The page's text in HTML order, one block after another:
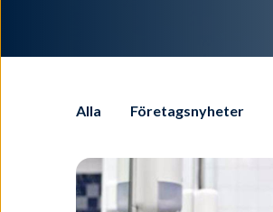
Alla Företagsnyheter